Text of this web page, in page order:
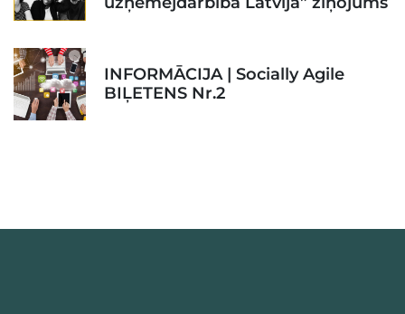
INFORMĀCIJA | Socially Agile
BIĻETENS Nr.2